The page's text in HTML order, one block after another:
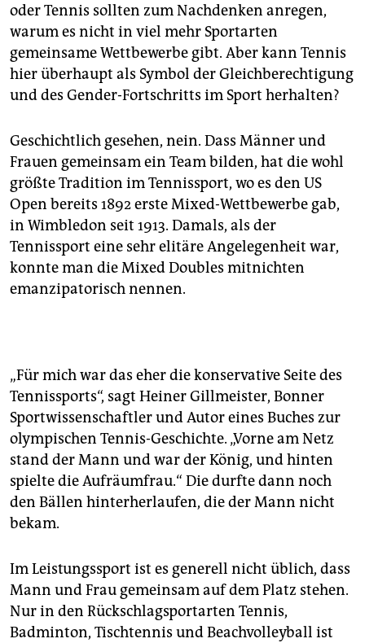
oder Tennis sollten zum Nachdenken anregen,
warum es nicht in viel mehr Sportarten
gemeinsame Wettbewerbe gibt. Aber kann Tennis
hier überhaupt als Symbol der Gleichberechtigung
und des Gender-Fortschritts im Sport herhalten?
Geschichtlich gesehen, nein. Dass Männer und
Frauen gemeinsam ein Team bilden, hat die wohl
größte Tradition im Tennissport, wo es den US
Open bereits 1892 erste Mixed-Wettbewerbe gab,
in Wimbledon seit 1913. Damals, als der
Tennissport eine sehr elitäre Angelegenheit war,
konnte man die Mixed Doubles mitnichten
emanzipatorisch nennen.
„Für mich war das eher die konservative Seite des
Tennissports“, sagt Heiner Gillmeister, Bonner
Sportwissenschaftler und Autor eines Buches zur
olympischen Tennis-Geschichte. „Vorne am Netz
stand der Mann und war der König, und hinten
spielte die Aufräumfrau.“ Die durfte dann noch
den Bällen hinterherlaufen, die der Mann nicht
bekam.
Im Leistungssport ist es generell nicht üblich, dass
Mann und Frau gemeinsam auf dem Platz stehen.
Nur in den Rückschlagsportarten Tennis,
Badminton, Tischtennis und Beachvolleyball ist